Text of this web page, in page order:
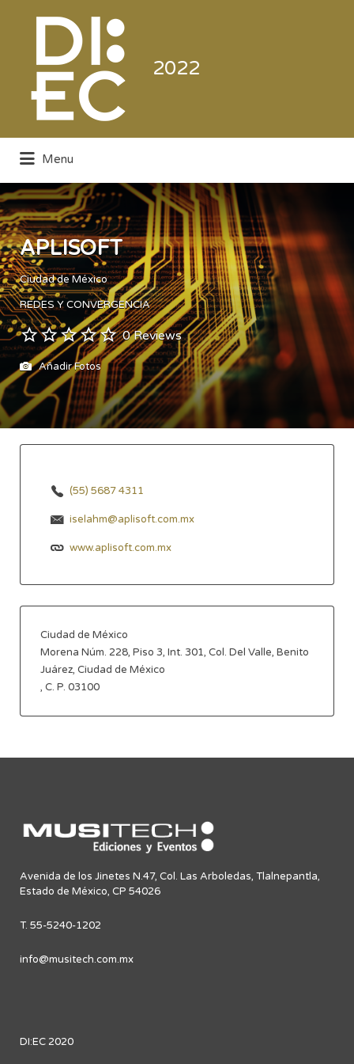
2022
Electrónica de Consumo y Comercial
Buscar
Menu
APLISOFT
Ciudad de México
REDES Y CONVERGENCIA
0 Reviews
Añadir Fotos
(55) 5687 4311
iselahm@aplisoft.com.mx
www.aplisoft.com.mx
Ciudad de México
Morena Núm. 228, Piso 3, Int. 301, Col. Del Valle, Benito
Juárez, Ciudad de México
, C. P. 03100
Avenida de los Jinetes N.47, Col. Las Arboledas, Tlalnepantla,
Estado de México, CP 54026
T. 55-5240-1202
info@musitech.com.mx
DI:EC 2020